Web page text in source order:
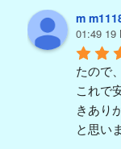
m
01:49 19
たので
これで
きあり
と思い